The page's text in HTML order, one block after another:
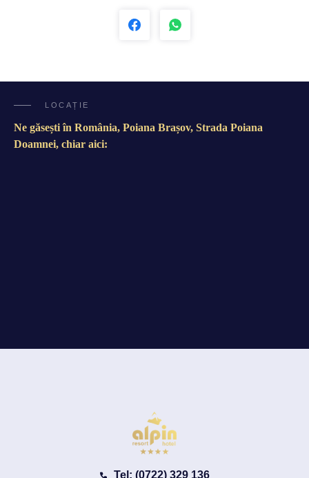
LOCAȚIE
Ne găsești în România, Poiana Brașov, Strada Poiana
Doamnei, chiar aici:
Tel: (0722) 329 136